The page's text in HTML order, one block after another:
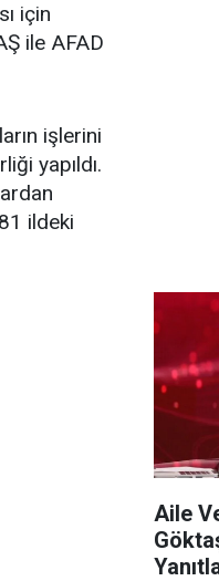
için
ile AFAD
işlerini
yapıldı.
ildeki
Aile